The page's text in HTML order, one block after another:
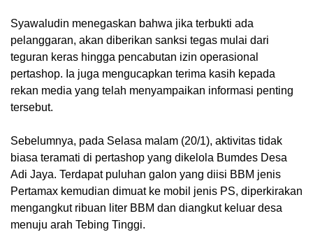
Syawaludin menegaskan bahwa jika terbukti ada
pelanggaran, akan diberikan sanksi tegas mulai dari
teguran keras hingga pencabutan izin operasional
pertashop. Ia juga mengucapkan terima kasih kepada
rekan media yang telah menyampaikan informasi penting
tersebut.
Sebelumnya, pada Selasa malam (20/1), aktivitas tidak
biasa teramati di pertashop yang dikelola Bumdes Desa
Adi Jaya. Terdapat puluhan galon yang diisi BBM jenis
Pertamax kemudian dimuat ke mobil jenis PS, diperkirakan
mengangkut ribuan liter BBM dan diangkut keluar desa
menuju arah Tebing Tinggi.